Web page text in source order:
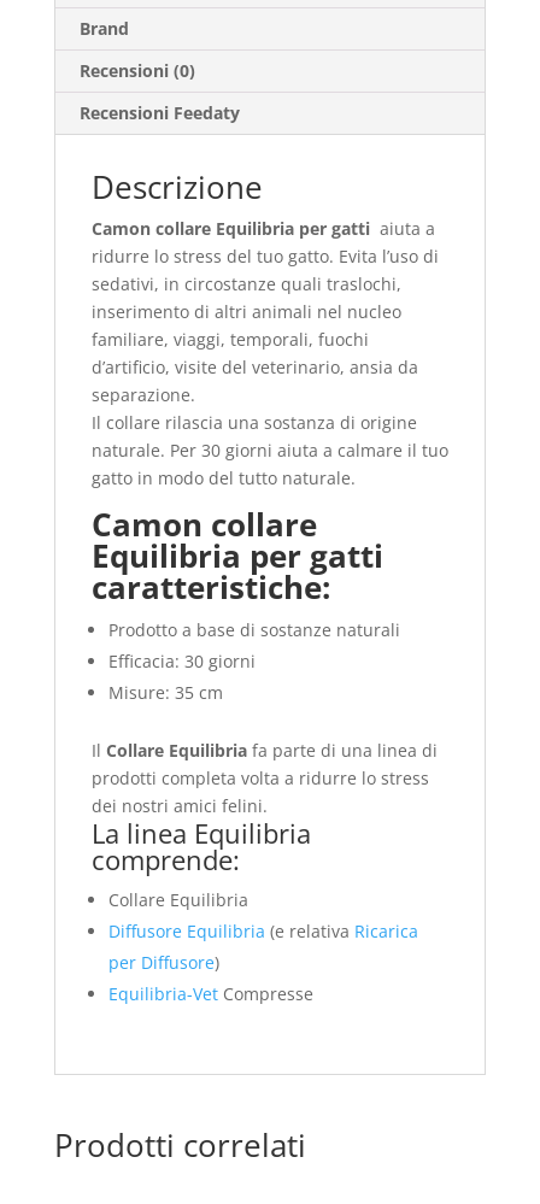
Brand
Recensioni (0)
Recensioni Feedaty
Descrizione
Camon collare Equilibria per gatti aiuta a
ridurre lo stress del tuo gatto. Evita l’uso di
sedativi, in circostanze quali traslochi,
inserimento di altri animali nel nucleo
familiare, viaggi, temporali, fuochi
d’artificio, visite del veterinario, ansia da
separazione.
Il collare rilascia una sostanza di origine
naturale. Per 30 giorni aiuta a calmare il tuo
gatto in modo del tutto naturale.
Camon collare
Equilibria per gatti
caratteristiche:
Prodotto a base di sostanze naturali
Efficacia: 30 giorni
Misure: 35 cm
Il Collare Equilibriafa parte di una linea di
prodotti completa volta a ridurre lo stress
dei nostri amici felini.
La linea Equilibria
comprende:
Collare Equilibria
Diffusore Equilibria (e relativa Ricarica
per Diffusore)
Equilibria-VetCompresse
Prodotti correlati